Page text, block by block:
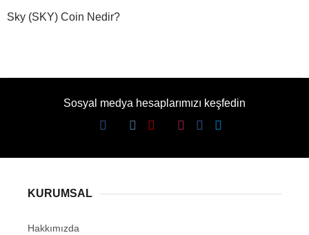
Sky (SKY) Coin Nedir?
Sosyal medya hesaplarımızı keşfedin
KURUMSAL
Hakkımızda